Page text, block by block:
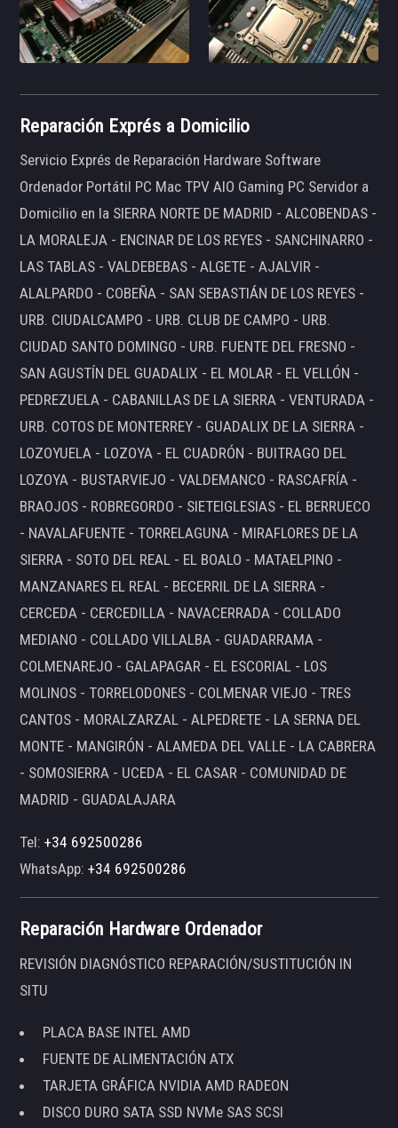
Reparación Exprés a Domicilio
Servicio Exprés de Reparación Hardware Software
Ordenador Portátil PC Mac TPV AIO Gaming PC Servidor a
Domicilio en la SIERRA NORTE DE MADRID - ALCOBENDAS -
LA MORALEJA - ENCINAR DE LOS REYES - SANCHINARRO -
LAS TABLAS - VALDEBEBAS - ALGETE - AJALVIR -
ALALPARDO - COBEÑA - SAN SEBASTIÁN DE LOS REYES -
URB. CIUDALCAMPO - URB. CLUB DE CAMPO - URB.
CIUDAD SANTO DOMINGO - URB. FUENTE DEL FRESNO -
SAN AGUSTÍN DEL GUADALIX - EL MOLAR - EL VELLÓN -
PEDREZUELA - CABANILLAS DE LA SIERRA - VENTURADA -
URB. COTOS DE MONTERREY - GUADALIX DE LA SIERRA -
LOZOYUELA - LOZOYA - EL CUADRÓN - BUITRAGO DEL
LOZOYA - BUSTARVIEJO - VALDEMANCO - RASCAFRÍA -
BRAOJOS - ROBREGORDO - SIETEIGLESIAS - EL BERRUECO
- NAVALAFUENTE - TORRELAGUNA - MIRAFLORES DE LA
SIERRA - SOTO DEL REAL - EL BOALO - MATAELPINO -
MANZANARES EL REAL - BECERRIL DE LA SIERRA -
CERCEDA - CERCEDILLA - NAVACERRADA - COLLADO
MEDIANO - COLLADO VILLALBA - GUADARRAMA -
COLMENAREJO - GALAPAGAR - EL ESCORIAL - LOS
MOLINOS - TORRELODONES - COLMENAR VIEJO - TRES
CANTOS - MORALZARZAL - ALPEDRETE - LA SERNA DEL
MONTE - MANGIRÓN - ALAMEDA DEL VALLE - LA CABRERA
- SOMOSIERRA - UCEDA - EL CASAR - COMUNIDAD DE
MADRID - GUADALAJARA
Tel:+34 692500286
WhatsApp:+34 692500286
Reparación Hardware Ordenador
REVISIÓN DIAGNÓSTICO REPARACIÓN/SUSTITUCIÓN IN
SITU
PLACA BASE INTEL AMD
FUENTE DE ALIMENTACIÓN ATX
TARJETA GRÁFICA NVIDIA AMD RADEON
DISCO DURO SATA SSD NVMe SAS SCSI